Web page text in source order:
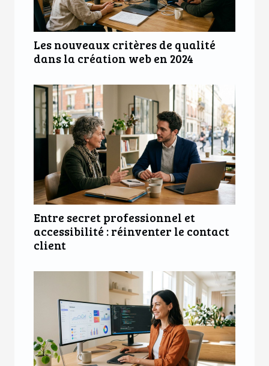
Les nouveaux critères de qualité
dans la création web en 2024
Entre secret professionnel et
accessibilité : réinventer le contact
client